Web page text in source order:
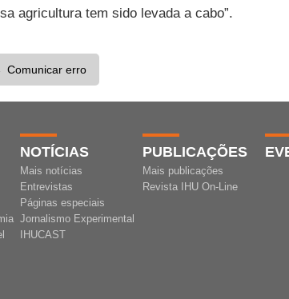
agricultura tem sido levada a cabo”.
Comunicar erro
NOTÍCIAS
Mais notícias
Entrevistas
Páginas especiais
Jornalismo Experimental
IHUCAST
PUBLICAÇÕES
Mais publicações
Revista IHU On-Line